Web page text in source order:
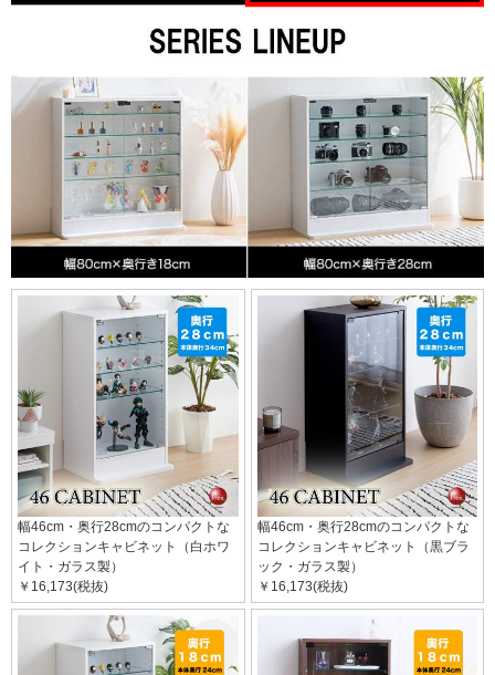
幅46cm・奥行28cmのコンパクトな
コレクションキャビネット（白ホワ
イト・ガラス製）
￥16,173(税抜)
幅46cm・奥行28cmのコンパクトな
コレクションキャビネット（黒ブラ
ック・ガラス製）
￥16,173(税抜)